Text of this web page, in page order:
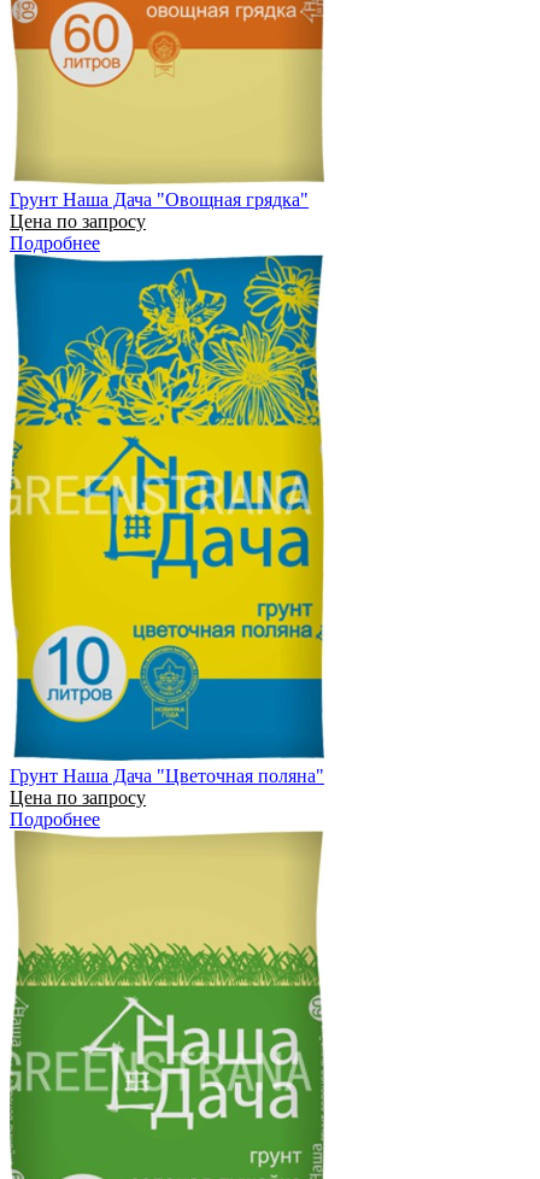
Грунт Наша Дача "Овощная грядка"
Цена по запросу
Подробнее
Грунт Наша Дача "Цветочная поляна"
Цена по запросу
Подробнее